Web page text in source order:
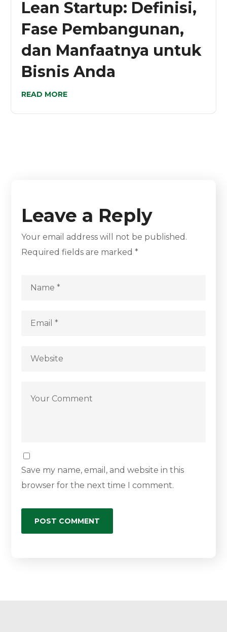
Lean Startup: Definisi,
Fase Pembangunan,
dan Manfaatnya untuk
Bisnis Anda
READ MORE
Leave a Reply
Your email address will not be published.
Required fields are marked*
Save my name, email, and website in this
browser for the next time I comment.